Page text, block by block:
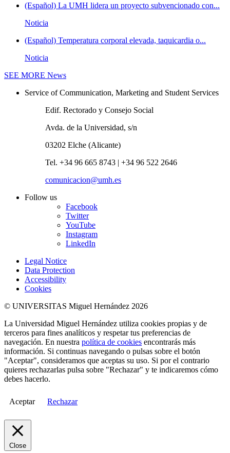
(Español) La UMH lidera un proyecto subvencionado con...
Noticia
(Español) Temperatura corporal elevada, taquicardia o...
Noticia
SEE MORE News
Service of Communication, Marketing and Student Services
Edif. Rectorado y Consejo Social
Avda. de la Universidad, s/n
03202 Elche (Alicante)
Tel. +34 96 665 8743 | +34 96 522 2646
comunicacion@umh.es
Follow us
Facebook
Twitter
YouTube
Instagram
LinkedIn
Legal Notice
Data Protection
Accessibility
Cookies
© UNIVERSITAS Miguel Hernández 2026
La Universidad Miguel Hernández utiliza cookies propias y de
terceros para fines analíticos y respetar tus preferencias de
navegación. En nuestra política de cookies encontrarás más
información. Si continuas navegando o pulsas sobre el botón
"Aceptar", consideramos que aceptas su uso. Si por el contrario
quieres rechazarlas pulsa sobre "Rechazar" y te indicaremos cómo
debes hacerlo.
Aceptar Rechazar
Close